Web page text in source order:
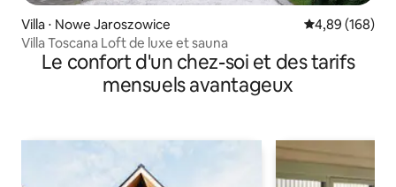
Villa ⋅ Nowe Jaroszowice Évaluation
4,89 (168)
Villa Toscana Loft de luxe et sauna
Le confort d'un chez-soi et des tarifs
mensuels avantageux